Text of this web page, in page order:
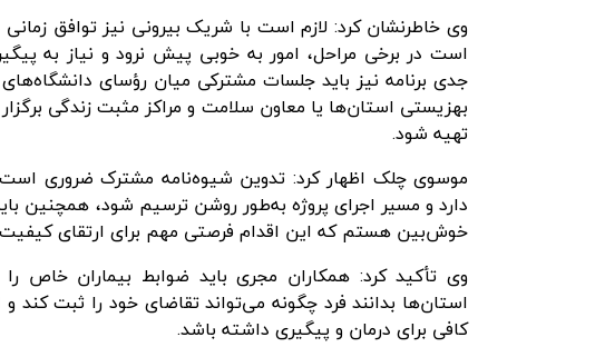
وی خاطرنشان کرد: لازم است با شریک بیرونی نیز توافق
است در برخی مراحل، امور به خوبی پیش نرود و نیاز به
جدی برنامه نیز باید جلسات مشترکی میان رؤسای
بهزیستی استان‌ها یا معاون سلامت و مراکز مثبت زندگی
تهیه شود.
موسوی چلک اظهار کرد: تدوین شیوه‌نامه مشترک ضروری
دارد و مسیر اجرای پروژه به‌طور روشن ترسیم شود، همچنین
خوش‌بین هستم که این اقدام فرصتی مهم برای ارتقای کیفیت
وی تأکید کرد: همکاران مجری باید ضوابط بیماران خاص را
استان‌ها بدانند فرد چگونه می‌تواند تقاضای خود را ثبت کند و
کافی برای درمان و پیگیری داشته باشد.